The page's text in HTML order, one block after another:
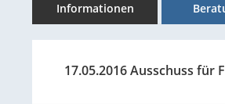
Informationen
17.05.2016 Ausschuss für